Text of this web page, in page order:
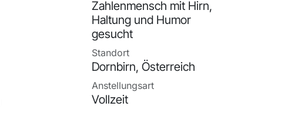
Zahlenmensch mit Hirn,
Haltung und Humor
gesucht
Standort
Dornbirn, Österreich
Anstellungsart
Vollzeit